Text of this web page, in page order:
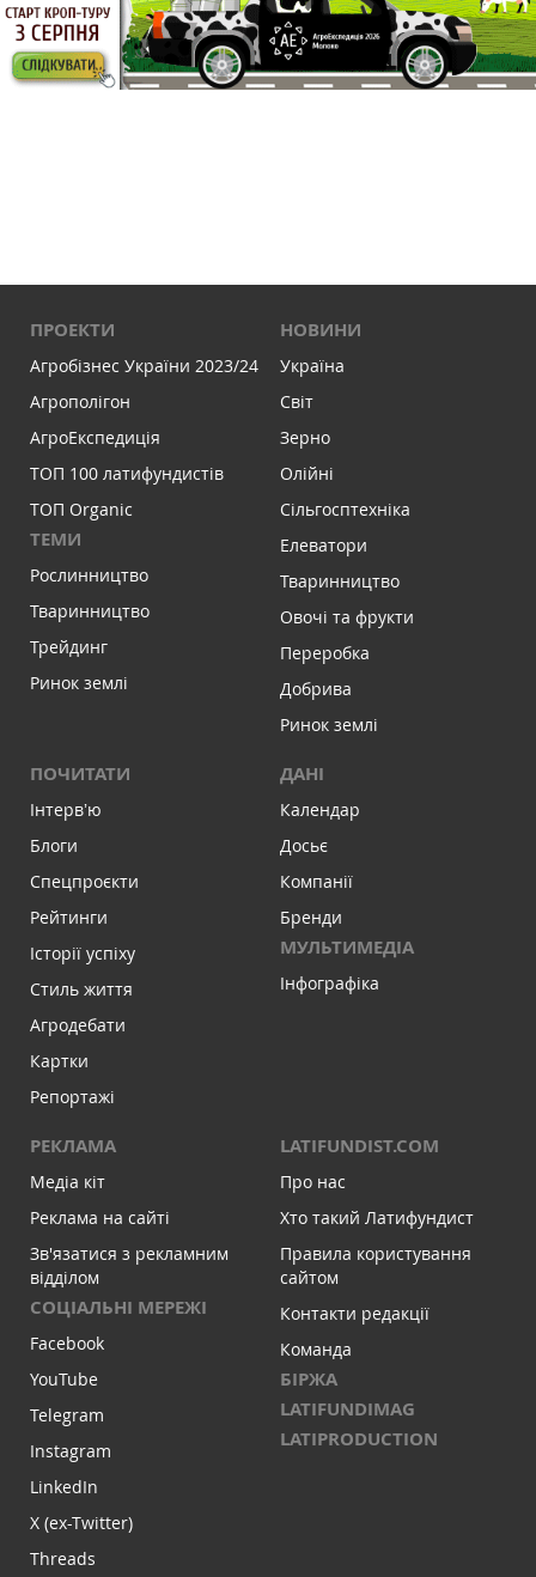
ПРОЕКТИ
Агробізнес України 2023/24
Агрополігон
АгроЕкспедиція
ТОП 100 латифундистів
ТОП Organic
ТЕМИ
Рослинництво
Тваринництво
Трейдинг
Ринок землі
НОВИНИ
Україна
Світ
Зерно
Олійні
Сільгосптехніка
Елеватори
Тваринництво
Овочі та фрукти
Переробка
Добрива
Ринок землі
ПОЧИТАТИ
Інтервʼю
Блоги
Спецпроєкти
Рейтинги
Історії успіху
Стиль життя
Агродебати
Картки
Репортажі
ДАНІ
Календар
Досьє
Компанії
Бренди
МУЛЬТИМЕДІА
Інфографіка
РЕКЛАМА
Медіа кіт
Реклама на сайті
Зв'язатися з рекламним
відділом
СОЦІАЛЬНІ МЕРЕЖІ
Facebook
YouTube
Telegram
Instagram
LinkedIn
X (ex-Twitter)
Threads
LATIFUNDIST.COM
Про нас
Хто такий Латифундист
Правила користування
сайтом
Контакти редакції
Команда
БІРЖА
LATIFUNDIMAG
LATIPRODUCTION